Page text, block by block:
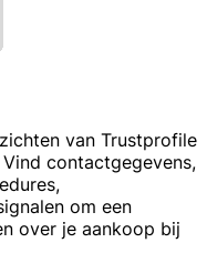
van Trustprofile
contactgegevens,
om een
over je aankoop bij